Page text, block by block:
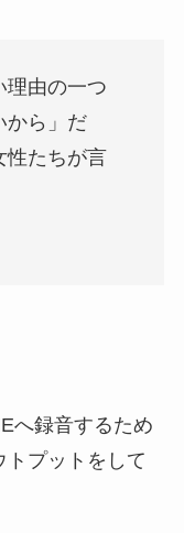
理由の一つ
から」だ
性たちが言
へ録音するため
プットをして